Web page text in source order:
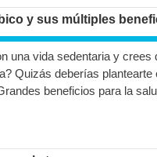
y sus múltiples
una vida sedentaria y
Quizás deberías
beneficios para la